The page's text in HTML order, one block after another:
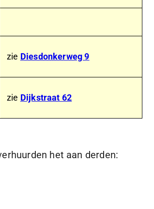
zie Diesdonkerweg 9
zie Dijkstraat 62
het aan derden: